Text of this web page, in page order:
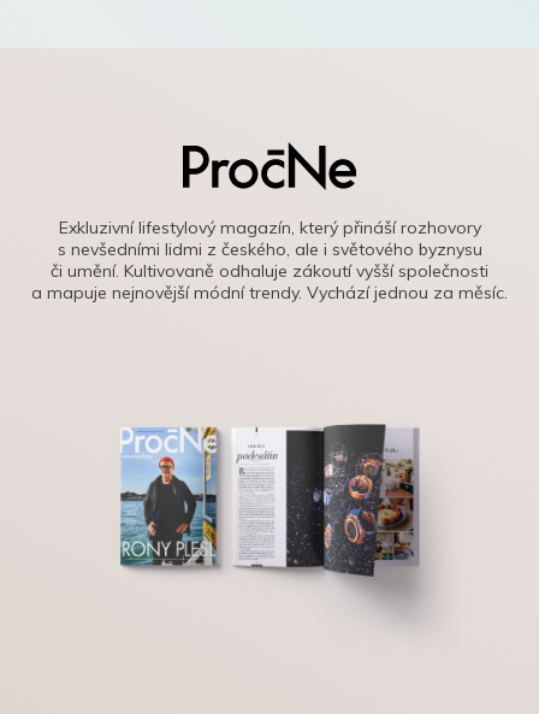
Exkluzivní lifestylový magazín, který přináší rozhovory
s nevšedními lidmi z českého, ale i světového byznysu
či umění. Kultivovaně odhaluje zákoutí vyšší společnosti
a mapuje nejnovější módní trendy. Vychází jednou za měsíc.